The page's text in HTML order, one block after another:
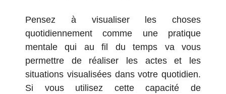
Pensez à visualiser les choses
quotidiennement comme une pratique
mentale qui au fil du temps va vous
permettre de réaliser les actes et les
situations visualisées dans votre quotidien.
Si vous utilisez cette capacité de